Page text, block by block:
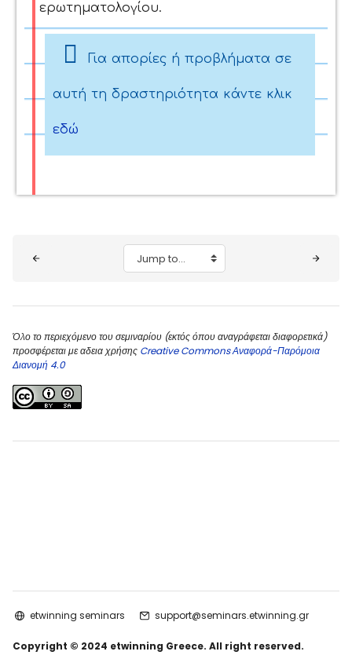
ερωτηματολογίου.
Για απορίες ή προβλήματα σε
αυτή τη δραστηριότητα κάντε κλικ
εδώ
Jump to...
Όλο το περιεχόμενο του σεμιναρίου (εκτός όπου αναγράφεται διαφορετικά)
προσφέρεται με αδεια χρήσης Creative Commons Αναφορά-Παρόμοια
Διανομή 4.0
etwinning seminars support@seminars.etwinning.gr
Copyright © 2024 etwinning Greece. All right reserved.